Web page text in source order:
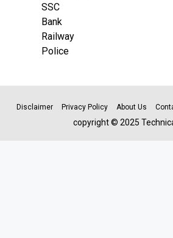
SSC
Bank
Railway
Police
Disclaimer Privacy Policy About Us
copyright © 2025